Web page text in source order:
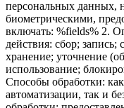
персональных данных,
биометрическими,
включать: %fields% 2.
действия: сбор; запись;
хранение; уточнение
использование;
Способы обработки:
автоматизации, так и